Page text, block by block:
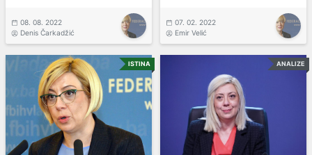
08. 08. 2022
Denis Čarkadžić
07. 02. 2022
Emir Velić
ISTINA ANALIZE